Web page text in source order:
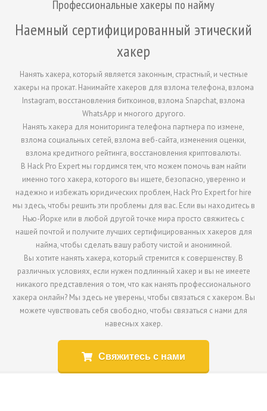
Профессиональные хакеры по найму
Наемный сертифицированный этический
хакер
Нанять хакера, который является законным, страстный, и честные
хакеры на прокат. Нанимайте хакеров для взлома телефона, взлома
Instagram, восстановления биткоинов, взлома Snapchat, взлома
WhatsApp и многого другого.
Нанять хакера для мониторинга телефона партнера по измене,
взлома социальных сетей, взлома веб-сайта, изменения оценки,
взлома кредитного рейтинга, восстановления криптовалюты.
В Hack Pro Expert мы гордимся тем, что можем помочь вам найти
именно того хакера, которого вы ищете, безопасно, уверенно и
надежно и избежать юридических проблем, Hack Pro Expert for hire
мы здесь, чтобы решить эти проблемы для вас. Если вы находитесь в
Нью-Йорке или в любой другой точке мира просто свяжитесь с
нашей почтой и получите лучших сертифицированных хакеров для
найма, чтобы сделать вашу работу чистой и анонимной.
Вы хотите нанять хакера, который стремится к совершенству. В
различных условиях, если нужен подлинный хакер и вы не имеете
никакого представления о том, что как нанять профессионального
хакера онлайн? Мы здесь не уверены, чтобы связаться с хакером. Вы
можете чувствовать себя свободно, чтобы связаться с нами для
навесных хакер.
Свяжитесь с нами